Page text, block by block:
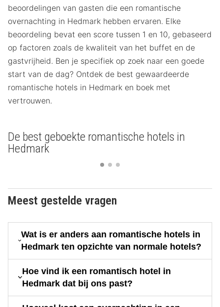
beoordelingen van gasten die een romantische
overnachting in Hedmark hebben ervaren. Elke
beoordeling bevat een score tussen 1 en 10, gebaseerd
op factoren zoals de kwaliteit van het buffet en de
gastvrijheid. Ben je specifiek op zoek naar een goede
start van de dag? Ontdek de best gewaardeerde
romantische hotels in Hedmark en boek met
vertrouwen.
De best geboekte romantische hotels in
Hedmark
Meest gestelde vragen
Wat is er anders aan romantische hotels in
Hedmark ten opzichte van normale hotels?
Hoe vind ik een romantisch hotel in
Hedmark dat bij ons past?